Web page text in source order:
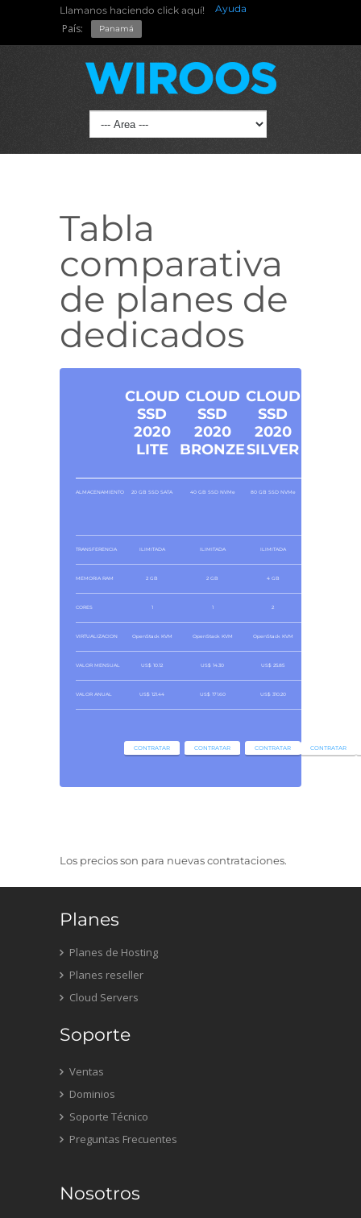
Llamanos haciendo click aquí! Ayuda
País: Panamá
Tabla
comparativa
de planes de
dedicados
CLOUD
SSD
2020
LITE
CLOUD
SSD
2020
BRONZE
CLOUD
SSD
2020
SILVER
ALMACENAMIENTO 20 GB SSD SATA 40 GB SSD NVMe 80 GB SSD NVMe
TRANSFERENCIA ILIMITADA ILIMITADA ILIMITADA
MEMORIA RAM 2 GB 2 GB 4 GB
CORES 1 1 2
VIRTUALIZACION OpenStack KVM OpenStack KVM OpenStack KVM
VALOR MENSUAL US$ 10.12 US$ 14.30 US$ 25.85
VALOR ANUAL US$ 121.44 US$ 171.60 US$ 310.20
CONTRATAR CONTRATAR CONTRATAR CONTRATAR
Los precios son para nuevas contrataciones.
Planes
Planes de Hosting
Planes reseller
Cloud Servers
Soporte
Ventas
Dominios
Soporte Técnico
Preguntas Frecuentes
Nosotros